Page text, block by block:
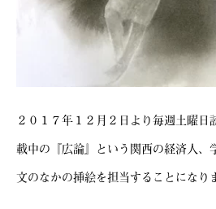
２０１７年１２月２日より毎週土曜
載中の『広論』という関西の経済人、
文のなかの挿絵を担当することになり